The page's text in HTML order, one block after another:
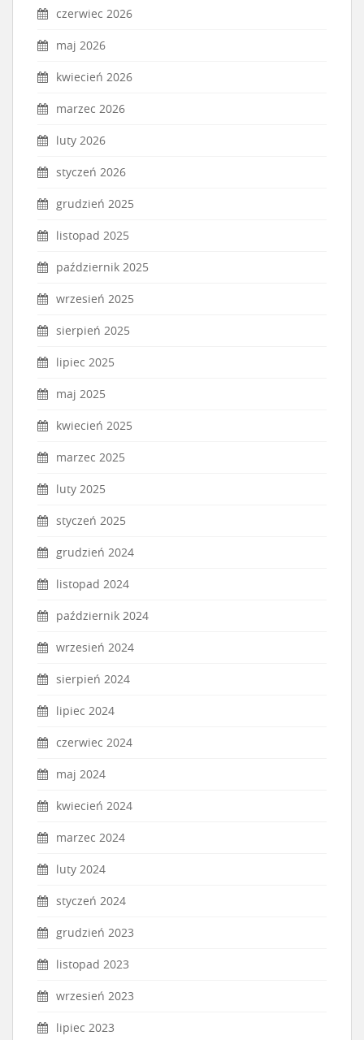
czerwiec 2026
maj 2026
kwiecień 2026
marzec 2026
luty 2026
styczeń 2026
grudzień 2025
listopad 2025
październik 2025
wrzesień 2025
sierpień 2025
lipiec 2025
maj 2025
kwiecień 2025
marzec 2025
luty 2025
styczeń 2025
grudzień 2024
listopad 2024
październik 2024
wrzesień 2024
sierpień 2024
lipiec 2024
czerwiec 2024
maj 2024
kwiecień 2024
marzec 2024
luty 2024
styczeń 2024
grudzień 2023
listopad 2023
wrzesień 2023
lipiec 2023